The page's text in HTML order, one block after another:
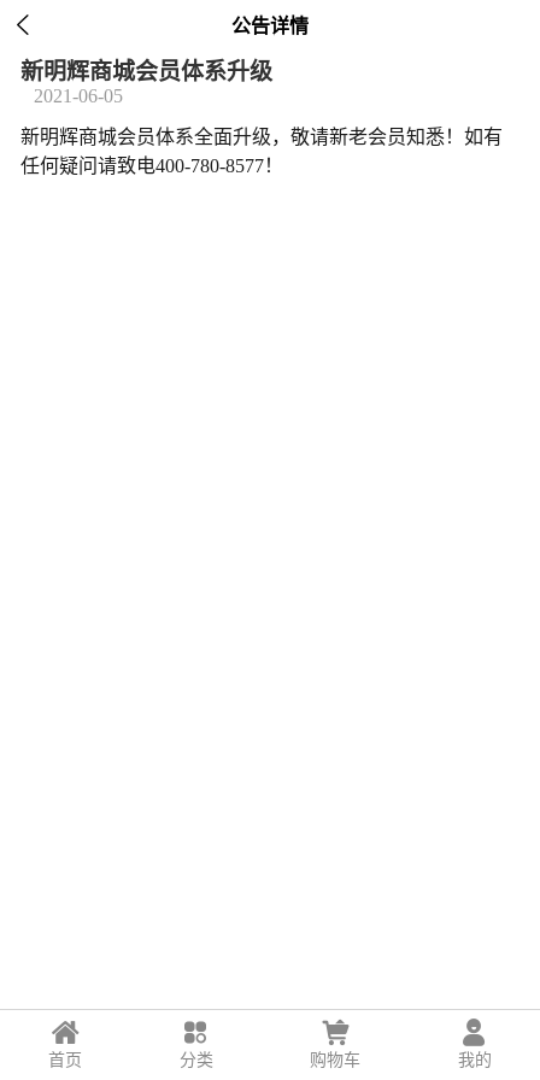
 公告详情
新明辉商城会员体系升级
2021-06-05
新明辉商城会员体系全面升级，敬请新老会员知悉！如有
任何疑问请致电400-780-8577！
首页 分类 购物车 我的